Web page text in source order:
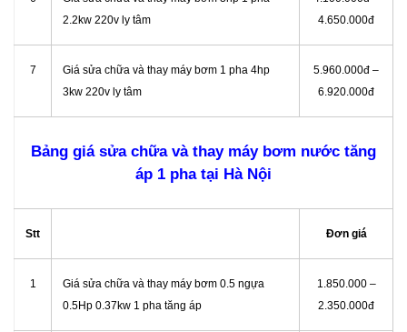
2.2kw 220v ly tâm
4.650.000đ
7
Giá sửa chữa và thay máy bơm 1 pha 4hp
3kw 220v ly tâm
5.960.000đ –
6.920.000đ
Bảng giá sửa chữa và thay máy bơm nước tăng
áp 1 pha tại Hà Nội
Stt Đơn giá
1
Giá sửa chữa và thay máy bơm 0.5 ngựa
0.5Hp 0.37kw 1 pha tăng áp
1.850.000 –
2.350.000đ